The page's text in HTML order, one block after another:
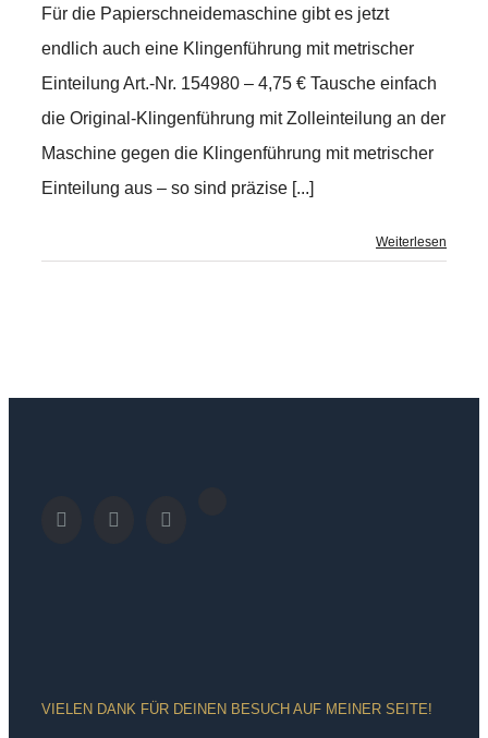
Für die Papierschneidemaschine gibt es jetzt
endlich auch eine Klingenführung mit metrischer
Einteilung Art.-Nr. 154980 – 4,75 € Tausche einfach
die Original-Klingenführung mit Zolleinteilung an der
Maschine gegen die Klingenführung mit metrischer
Einteilung aus – so sind präzise [...]
Weiterlesen
VIELEN DANK FÜR DEINEN BESUCH AUF MEINER SEITE!